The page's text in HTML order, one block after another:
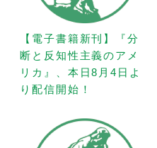
【電子書籍新刊】『分
断と反知性主義のアメ
リカ』、本日8月4日よ
り配信開始！